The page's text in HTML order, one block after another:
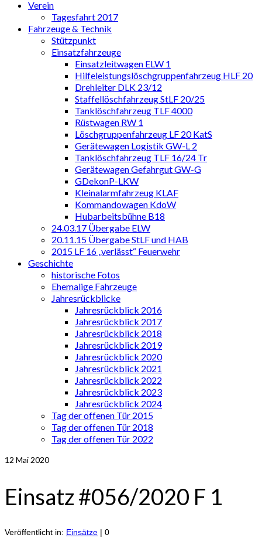
Verein
Tagesfahrt 2017
Fahrzeuge & Technik
Stützpunkt
Einsatzfahrzeuge
Einsatzleitwagen ELW 1
Hilfeleistungslöschgruppenfahrzeug HLF 20
Drehleiter DLK 23/12
Staffellöschfahrzeug StLF 20/25
Tanklöschfahrzeug TLF 4000
Rüstwagen RW 1
Löschgruppenfahrzeug LF 20 KatS
Gerätewagen Logistik GW-L 2
Tanklöschfahrzeug TLF 16/24 Tr
Gerätewagen Gefahrgut GW-G
GDekonP-LKW
Kleinalarmfahrzeug KLAF
Kommandowagen KdoW
Hubarbeitsbühne B18
24.03.17 Übergabe ELW
20.11.15 Übergabe StLF und HAB
2015 LF 16 „verlässt“ Feuerwehr
Geschichte
historische Fotos
Ehemalige Fahrzeuge
Jahresrückblicke
Jahresrückblick 2016
Jahresrückblick 2017
Jahresrückblick 2018
Jahresrückblick 2019
Jahresrückblick 2020
Jahresrückblick 2021
Jahresrückblick 2022
Jahresrückblick 2023
Jahresrückblick 2024
Tag der offenen Tür 2015
Tag der offenen Tür 2018
Tag der offenen Tür 2022
12 Mai 2020
Einsatz #056/2020 F 1
Veröffentlicht in: Einsätze | 0